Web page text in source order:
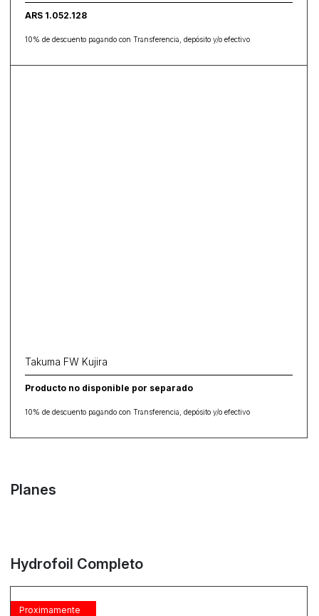
ARS 1.052.128
10% de descuento pagando con Transferencia, depósito y/o efectivo
Takuma FW Kujira
Producto no disponible por separado
10% de descuento pagando con Transferencia, depósito y/o efectivo
Planes
Hydrofoil Completo
Proximamente